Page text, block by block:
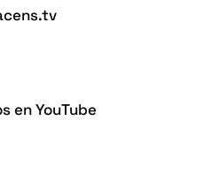
en YouTube